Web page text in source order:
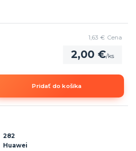
2,00 €/ks
1,63 € Cena
Pridať do košíka
282
Huawei